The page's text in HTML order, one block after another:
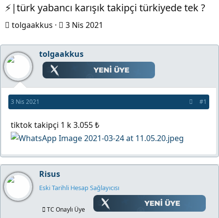
⚡|türk yabancı karışık takipçi türkiyede tek ?
K
n
b
u
y
u
a
l
a
t
a
tolgaakkus
B
ş
l
a
n
ç
t
a
i
i
3 Nis 2021
tolgaakkus
3 Nis 2021 #1
tiktok takipçi 1 k 3.055 ₺
Risus
Eski Tarihli Hesap Sağlayıcısı
TC Onaylı Üye